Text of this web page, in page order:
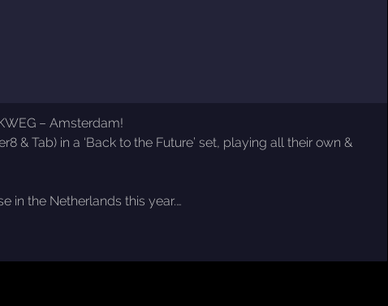
– Amsterdam!
Tab) in a ‘Back to the Future’ set, playing all their own &
in the Netherlands this year.…